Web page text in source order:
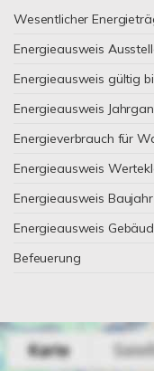
Wesentlicher
Energieausweis
Energieausweis gültig
Energieausweis
Energieverbrauch für
Energieausweis
Energieausweis Baujahr
Energieausweis
Befeuerung